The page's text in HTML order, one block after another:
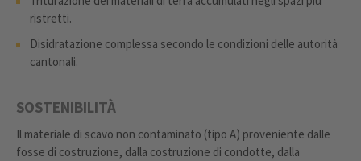
ristretti.
Disidratazione complessa secondo le condizioni delle autorità
cantonali.
SOSTENIBILITÀ
Il materiale di scavo non contaminato (tipo A) proveniente dalle
fosse di costruzione, dalla costruzione di condotte, dalla